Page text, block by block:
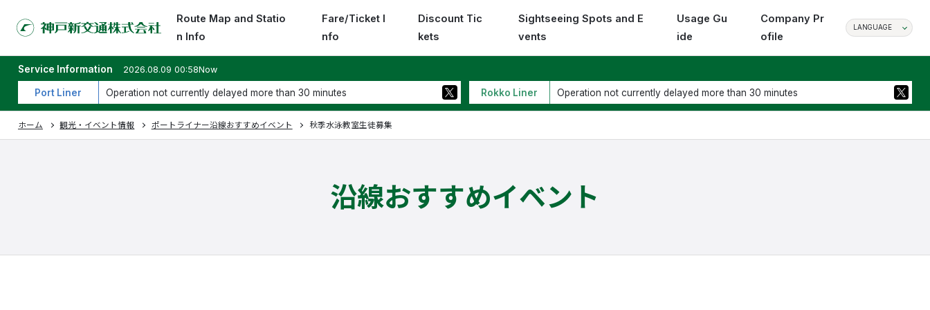
Route Map and Statio
n Info
Fare/Ticket I
nfo
Discount Tic
kets
Sightseeing Spots and E
vents
Usage Gu
ide
Company Pr
ofile
LANGUAGE
Service Information 2026.08.09 00:58Now
Port Liner Operation not currently delayed more than 30 minutes Rokko Liner Operation not currently delayed more than 30 minutes
ホーム 観光・イベント情報 ポートライナー沿線おすすめイベント 秋季水泳教室生徒募集
沿線おすすめイベント